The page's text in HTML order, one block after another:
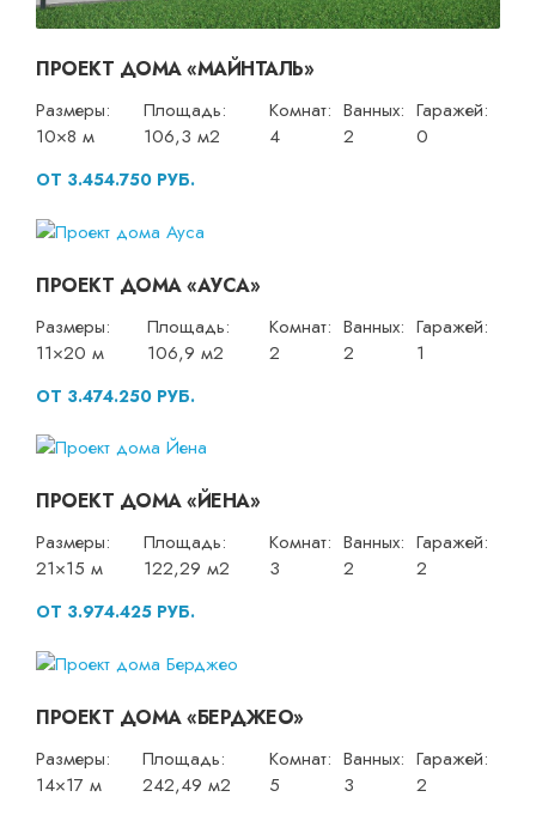
ПРОЕКТ ДОМА «МАЙНТАЛЬ»
Размеры:
10×8 м
Площадь:
106,3 м2
Комнат:
4
Ванных:
2
Гаражей:
0
ОТ 3.454.750 РУБ.
ПРОЕКТ ДОМА «АУСА»
Размеры:
11×20 м
Площадь:
106,9 м2
Комнат:
2
Ванных:
2
Гаражей:
1
ОТ 3.474.250 РУБ.
ПРОЕКТ ДОМА «ЙЕНА»
Размеры:
21×15 м
Площадь:
122,29 м2
Комнат:
3
Ванных:
2
Гаражей:
2
ОТ 3.974.425 РУБ.
ПРОЕКТ ДОМА «БЕРДЖЕО»
Размеры:
14×17 м
Площадь:
242,49 м2
Комнат:
5
Ванных:
3
Гаражей:
2